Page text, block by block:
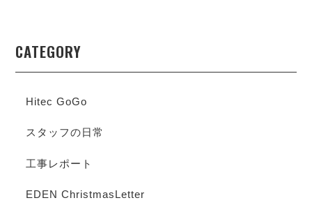
CATEGORY
Hitec GoGo
スタッフの日常
工事レポート
EDEN ChristmasLetter